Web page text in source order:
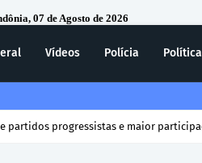
07 de Agosto de 2026
Vídeos Polícia Política
da Polícia Militar